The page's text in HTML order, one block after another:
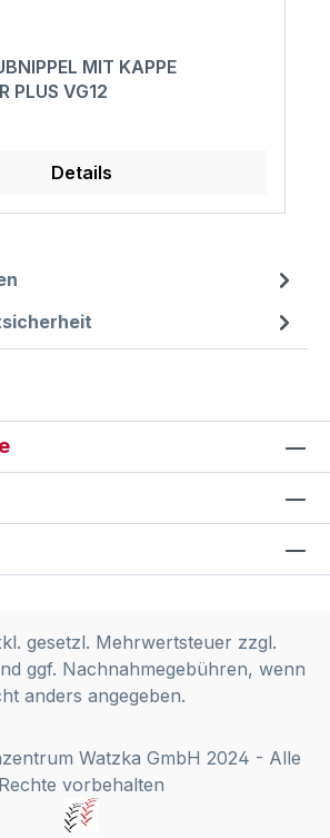
MIT KAPPE
PLUS VG12
Details
gesetzl. Mehrwertsteuer zzgl.
ggf. Nachnahmegebühren, wenn
anders angegeben.
Watzka GmbH 2024 - Alle
Rechte vorbehalten